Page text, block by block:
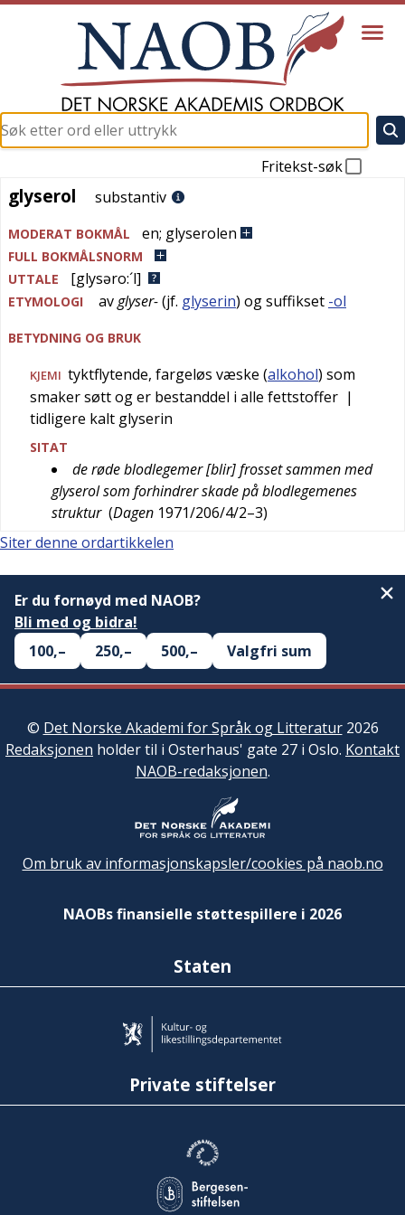
Fritekst-søk
glyserol
glyserol substantiv
MODERAT BOKMÅL en; glyserolen
FULL BOKMÅLSNORM
UTTALE
[glysəro:´l]
ETYMOLOGI avglyser-(jf. glyserin) og suffikset -ol
BETYDNING OG BRUK
KJEMI tyktflytende, fargeløs væske (alkohol) som
smaker søtt og er bestanddel i alle fettstoffer |
tidligere kalt glyserin
SITAT
de røde blodlegemer [blir] frosset sammen med
glyserol som forhindrer skade på blodlegemenes
struktur (Dagen 1971/206/4/2–3)
Siter denne ordartikkelen
Er du fornøyd med NAOB?
Bli med og bidra!
100,–
250,– 500,– Valgfri sum
© Det Norske Akademi for Språk og Litteratur2026
Redaksjonen holder til i Osterhaus' gate 27 i Oslo. Kontakt
NAOB-redaksjonen.
Om bruk av informasjonskapsler/cookies på naob.no
NAOBs finansielle støttespillere i 2026
Staten
Private stiftelser